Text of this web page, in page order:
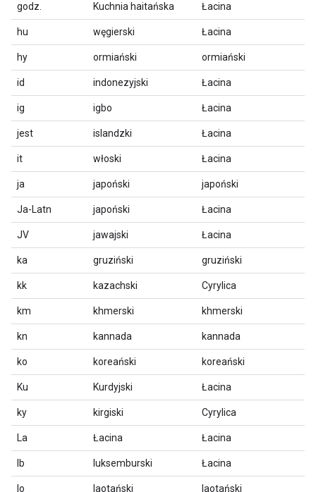
godz. Kuchnia haitańska Łacina
hu węgierski Łacina
hy ormiański ormiański
id indonezyjski Łacina
ig igbo Łacina
jest islandzki Łacina
it włoski Łacina
ja japoński japoński
Ja-Latn japoński Łacina
JV jawajski Łacina
ka gruziński gruziński
kk kazachski Cyrylica
km khmerski khmerski
kn kannada kannada
ko koreański koreański
Ku Kurdyjski Łacina
ky kirgiski Cyrylica
La Łacina Łacina
lb luksemburski Łacina
lo laotański laotański